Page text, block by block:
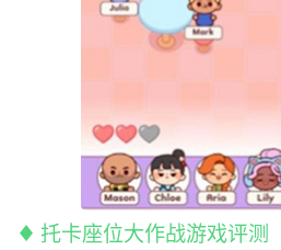
托卡座位大作战游戏评测